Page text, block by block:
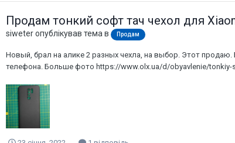
Продам тонкий софт тач чехол для
siweterопублікував тема в Продам
Новый, брал на алике 2 разных чехла, на выбор. Этот
телефона. Больше фото https://www.olx.ua/d/obyavlenie/tonkiy-